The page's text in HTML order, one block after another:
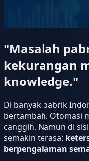
"Masalah
kekurangan
knowledge."
Di banyak pabrik
bertambah. Otomasi
canggih. Namun di
semakin terasa:
berpengalaman